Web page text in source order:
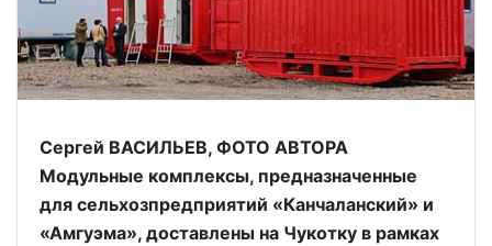
Сергей ВАСИЛЬЕВ, ФОТО АВТОРА
Модульные комплексы, предназначенные
для сельхозпредприятий «Канчаланский» и
«Амгуэма», доставлены на Чукотку в рамках